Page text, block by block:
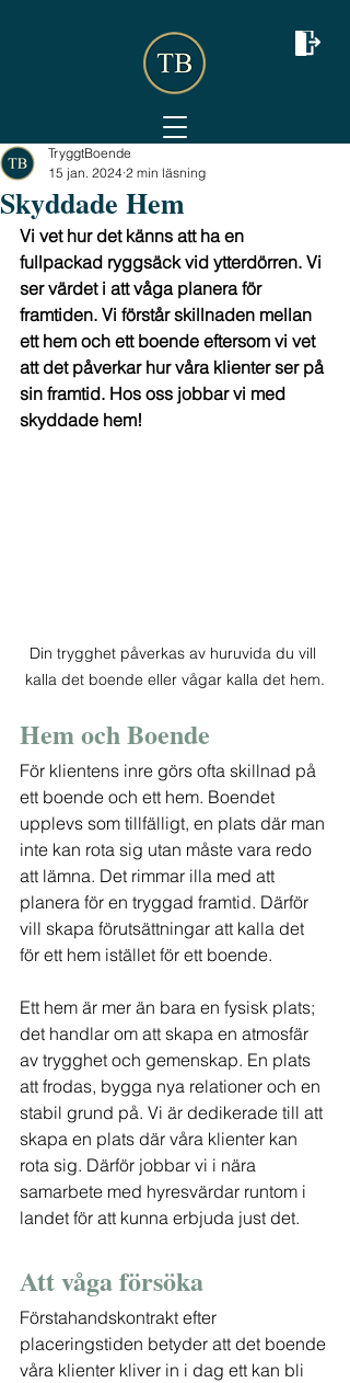
Skyddade Hem
TryggtBoende
15 jan. 2024 2 min läsning
Vi vet hur det känns att ha en
fullpackad ryggsäck vid ytterdörren. Vi
ser värdet i att våga planera för
framtiden. Vi förstår skillnaden mellan
ett hem och ett boende eftersom vi vet
att det påverkar hur våra klienter ser på
sin framtid. Hos oss jobbar vi med
skyddade hem!
Din trygghet påverkas av huruvida du vill
kalla det boende eller vågar kalla det hem.
Hem och Boende
För klientens inre görs ofta skillnad på
ett boende och ett hem. Boendet
upplevs som tillfälligt, en plats där man
inte kan rota sig utan måste vara redo
att lämna. Det rimmar illa med att
planera för en tryggad framtid. Därför
vill skapa förutsättningar att kalla det
för ett hem istället för ett boende.
Ett hem är mer än bara en fysisk plats;
det handlar om att skapa en atmosfär
av trygghet och gemenskap. En plats
att frodas, bygga nya relationer och en
stabil grund på. Vi är dedikerade till att
skapa en plats där våra klienter kan
rota sig. Därför jobbar vi i nära
samarbete med hyresvärdar runtom i
landet för att kunna erbjuda just det.
Att våga försöka
Förstahandskontrakt efter
placeringstiden betyder att det boende
våra klienter kliver in i dag ett kan bli